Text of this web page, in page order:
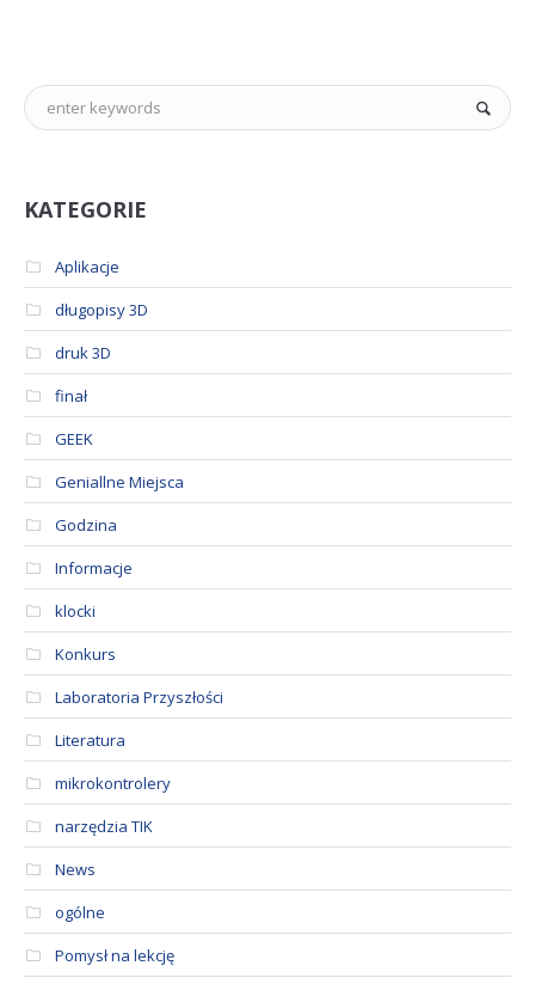
KATEGORIE
Aplikacje
długopisy 3D
druk 3D
finał
GEEK
Geniallne Miejsca
Godzina
Informacje
klocki
Konkurs
Laboratoria Przyszłości
Literatura
mikrokontrolery
narzędzia TIK
News
ogólne
Pomysł na lekcję